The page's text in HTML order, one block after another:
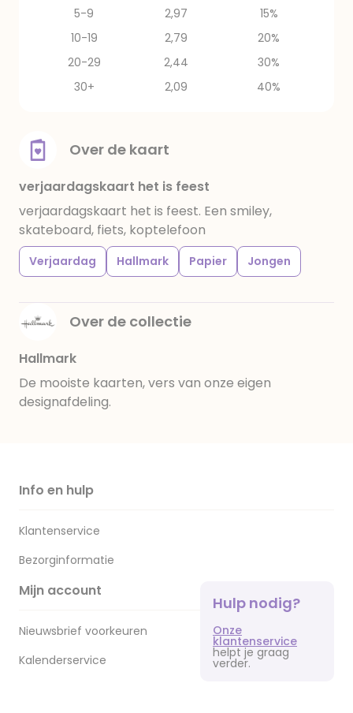
5-9
2,97
15%
10-19
2,79
20%
20-29
2,44
30%
30+
2,09 40%
Over de kaart
verjaardagskaart het is feest
verjaardagskaart het is feest. Een smiley,
skateboard, fiets, koptelefoon
Verjaardag Hallmark Papier Jongen
Over de collectie
Hallmark
De mooiste kaarten, vers van onze eigen
designafdeling.
Info en hulp
Klantenservice
Bezorginformatie
Mijn account
Nieuwsbrief voorkeuren
Kalenderservice
Hulp nodig?
Onze
klantenservice
helpt je graag
verder.